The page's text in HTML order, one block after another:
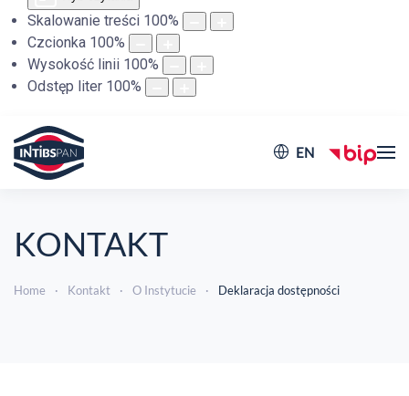
Skalowanie treści 100%
Czcionka 100%
Wysokość linii 100%
Odstęp liter 100%
EN
KONTAKT
Home Kontakt O Instytucie Deklaracja dostępności